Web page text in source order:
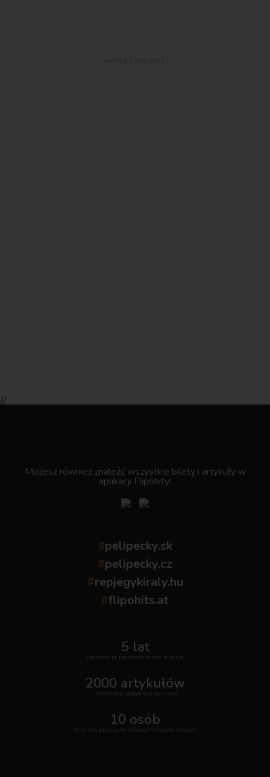
//
Możesz również znaleźć wszystkie bilety i artykuły w
aplikacji Flipohity:
#pelipecky.sk
#pelipecky.cz
#repjegykiraly.hu
#flipohits.at
5 lat
szukamy te najlepsze bilety lotnicze
2000 artykułów
i codziennie pojawiają się nowe
10 osób
tylu nas pracuje w redakcji na całym świecie